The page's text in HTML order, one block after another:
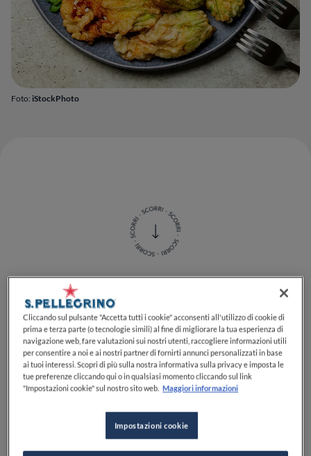
Foto: iStockPhoto
Quantitipi di pastella
esistono? Sono numerosissime
le ricette dipastella per frittie a parte quelle di base,
ad esempio per latempura giapponese o quellasenza
glutine, tutte possono essere insaporite e
aromatizzate a piacere. La pastella è una ricetta molto
semplice e adatta a friggere qualsiasi tipo di
guida completa ai 5 tipi di pastella.
Cliccando sul pulsante "Accetta tutti i cookie" acconsenti all'utilizzo di cookie di
prima e terza parte (o tecnologie simili) al fine di migliorare la tua esperienza di
navigazione web, fare valutazioni sui nostri utenti, raccogliere informazioni utili
per consentire a noi e ai nostri partner di fornirti annunci personalizzati in base
ai tuoi interessi. Scopri di più sulla nostra informativa sulla privacy e imposta le
tue preferenze cliccando qui o in qualsiasi momento cliccando sul link
"Impostazioni cookie" sul nostro sito web. Maggiori informazioni
Impostazioni cookie